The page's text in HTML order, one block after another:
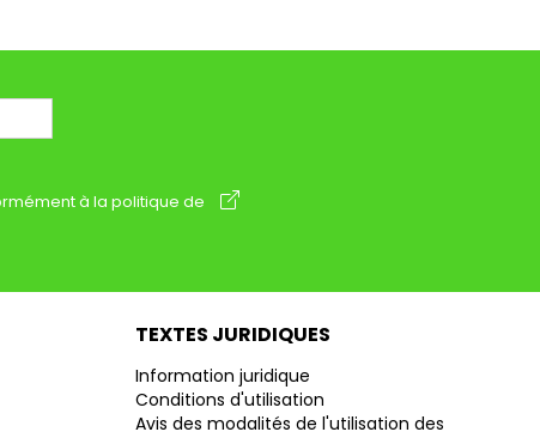
à la politique de
TEXTES JURIDIQUES
Information juridique
Conditions d'utilisation
Avis des modalités de l'utilisation des